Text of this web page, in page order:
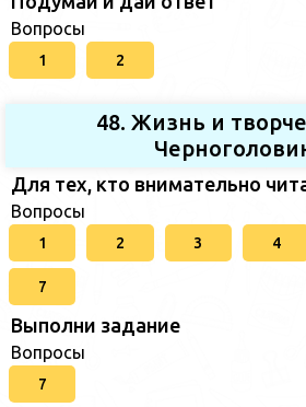
Вопросы
1 2
48. Жизнь и
Для тех, кто внимательно
Вопросы
1 2 3 4
7
Выполни задание
Вопросы
7